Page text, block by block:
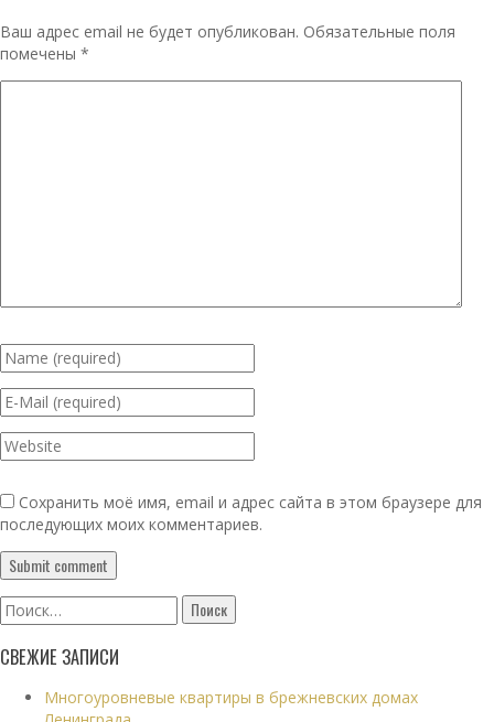
Ваш адрес email не будет опубликован. Обязательные поля
помечены *
Сохранить моё имя, email и адрес сайта в этом браузере для
последующих моих комментариев.
Найти:
СВЕЖИЕ ЗАПИСИ
Многоуровневые квартиры в брежневских домах